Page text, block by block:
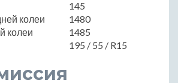
145
колеи
1480
колеи
1485
195 / 55 / R15